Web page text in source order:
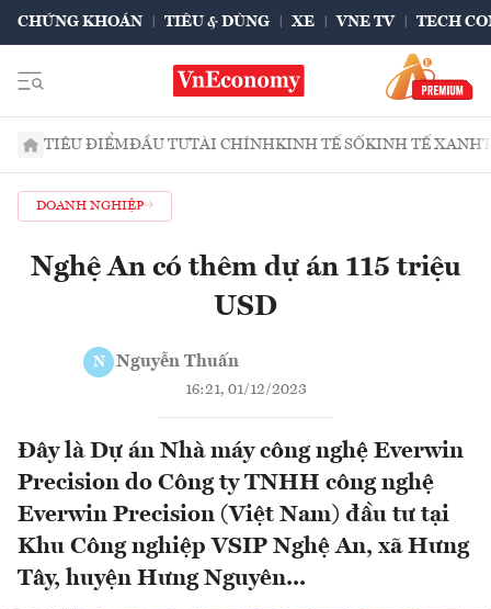
CHỨNG KHOÁN TIÊU & DÙNG XE VNE TV TECH
TIÊU ĐIỂMĐẦU TƯTÀI CHÍNHKINH TẾ SỐKINH TẾ XANH
DOANH NGHIỆP
Nghệ An có thêm dự án 115 triệu
USD
N Nguyễn Thuấn
16:21, 01/12/2023
Đây là Dự án Nhà máy công nghệ Everwin
Precision do Công ty TNHH công nghệ
Everwin Precision (Việt Nam) đầu tư tại
Khu Công nghiệp VSIP Nghệ An, xã Hưng
Tây, huyện Hưng Nguyên...